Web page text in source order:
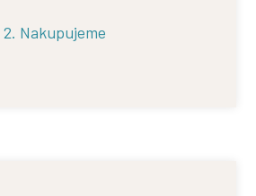
2. Nakupujeme